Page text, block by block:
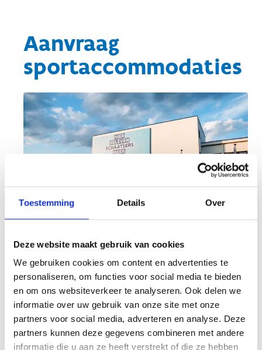
Toestemming Details Over
Deze website maakt gebruik van cookies
We gebruiken cookies om content en advertenties te
personaliseren, om functies voor social media te bieden
en om ons websiteverkeer te analyseren. Ook delen we
informatie over uw gebruik van onze site met onze
partners voor social media, adverteren en analyse. Deze
partners kunnen deze gegevens combineren met andere
informatie die u aan ze heeft verstrekt of die ze hebben
Aanvraag
sportaccommodaties
Doe jouw aanvraag voor een
sportaccomodatie
Wil je graag gebruikmaken van onze
sportaccommodatie? Contacteer ons! We staan
klaar om jou te helpen bij het plannen van jouw